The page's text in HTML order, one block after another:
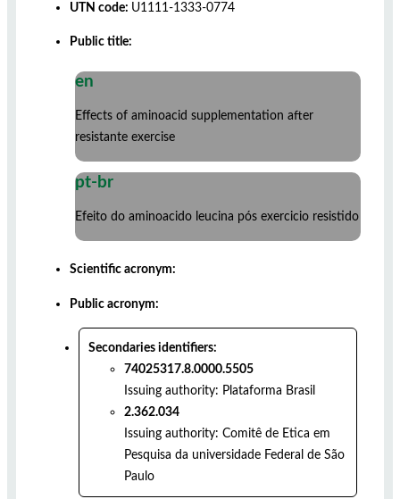
UTN code: U1111-1333-0774
Public title:
en
Effects of aminoacid supplementation after
resistante exercise
pt-br
Efeito do aminoacido leucina pós exercicio resistido
Scientific acronym:
Public acronym:
Secondaries identifiers:
74025317.8.0000.5505
Issuing authority: Plataforma Brasil
2.362.034
Issuing authority: Comitê de Etica em
Pesquisa da universidade Federal de São
Paulo